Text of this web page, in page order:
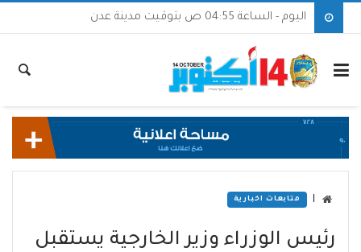
اليوم - الساعة 04:55 ص بتوقيت مدينة عدن
متابعات اخبارية
رئيس الوزراء وزير الخارجية يستقبل